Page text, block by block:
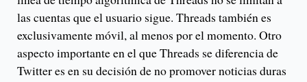
las cuentas que el usuario sigue. Threads también es
exclusivamente móvil, al menos por el momento. Otro
aspecto importante en el que Threads se diferencia de
Twitter es en su decisión de no promover noticias duras